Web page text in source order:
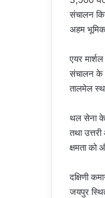
संचालन
अहम
एयर
संचालन के
तालमेल
थल सेना के
तथा
क्षमता को
दक्षिणी
जयपुर